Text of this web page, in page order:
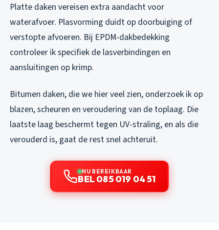
Platte daken vereisen extra aandacht voor
waterafvoer. Plasvorming duidt op doorbuiging of
verstopte afvoeren. Bij EPDM-dakbedekking
controleer ik specifiek de lasverbindingen en
aansluitingen op krimp.
Bitumen daken, die we hier veel zien, onderzoek ik op
blazen, scheuren en veroudering van de toplaag. Die
laatste laag beschermt tegen UV-straling, en als die
verouderd is, gaat de rest snel achteruit.
NU BEREIKBAAR
BEL 085 019 04 51